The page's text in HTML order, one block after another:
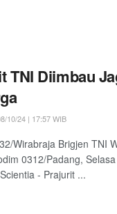
TNI Diimbau
10/24 | 17:57 WIB
Wirabraja Brigjen TNI
0312/Padang,
- Prajurit ...